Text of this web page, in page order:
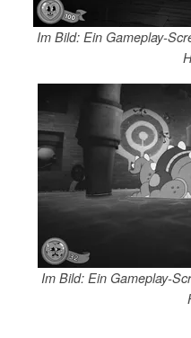
Im Bild: Ein Gameplay-
Im Bild: Ein Gameplay-